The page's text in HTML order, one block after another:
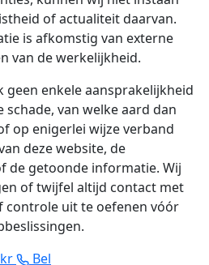
of actualiteit daarvan.
is afkomstig van externe
van de werkelijkheid.
geen enkele aansprakelijkheid
van welke aard dan
op enigerlei wijze verband
deze website, de
de getoonde informatie. Wij
of twijfel altijd contact met
controle uit te oefenen vóór
Bel